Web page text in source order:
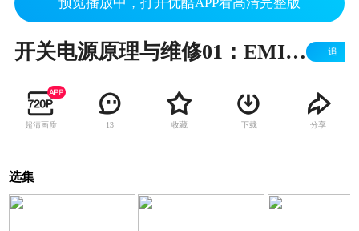
开关电源原理与维修01：EMI整流滤波电路 +追
超清画质 13 收藏 下载 分享
选集